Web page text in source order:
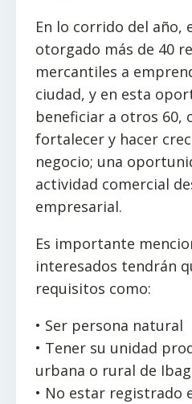
En lo corrido del año,
otorgado más de 40
mercantiles a
ciudad, y en esta
beneficiar a otros 60,
fortalecer y hacer
negocio; una
actividad comercial
empresarial.
Es importante
interesados tendrán
requisitos como:
• Ser persona natural
• Tener su unidad
urbana o rural de
• No estar registrado